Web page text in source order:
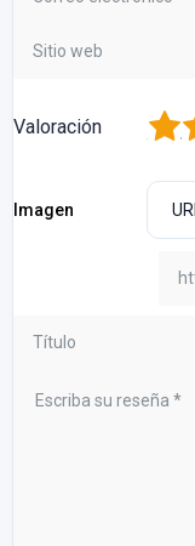
Valoración 2
Imagen